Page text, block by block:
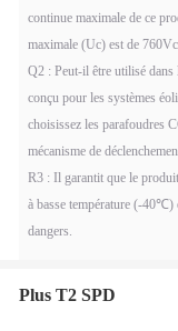
continue maximale de ce
maximale (Uc) est de
Q2 : Peut-il être utilisé dans
conçu pour les systèmes
choisissez les parafoudres
mécanisme de
R3 : Il garantit que le
à basse température (-40℃)
dangers.
Plus T2 SPD